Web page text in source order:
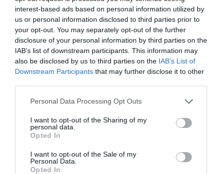
interest-based ads based on personal information utilized by
us or personal information disclosed to third parties prior to
your opt-out. You may separately opt-out of the further
disclosure of your personal information by third parties on the
IAB’s list of downstream participants. This information may
also be disclosed by us to third parties on the IAB’s List of
Downstream Participants that may further disclose it to other
Personal Data Processing Opt Outs
I want to opt-out of the Sharing of my
personal data.
Opted In
I want to opt-out of the Sale of my
Personal Data.
Opted In
IFLa commenté :
11 août 2025 - 14 h 05 min
En france, ce ‘charmant’ garçon aurait toutes ses chances
pour être député.
RÉPONDRE
Hé oui ! Encore un musulman……